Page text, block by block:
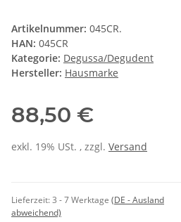
Artikelnummer: 045CR.
HAN: 045CR
Kategorie: Degussa/Degudent
Hersteller: Hausmarke
88,50 €
exkl. 19% USt. , zzgl. Versand
Lieferzeit:3 - 7 Werktage (DE - Ausland
abweichend)